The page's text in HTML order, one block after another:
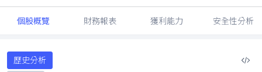
個股概覽 財務報表 獲利能力 安全性分析
歷史分析